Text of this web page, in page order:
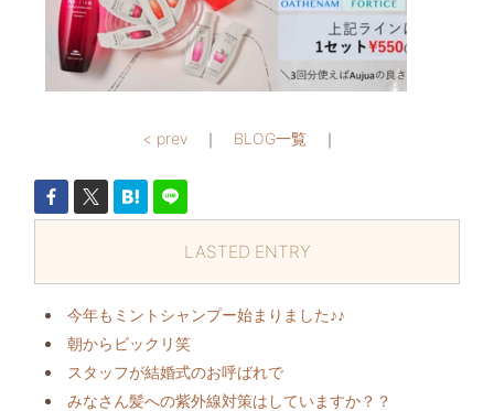
< prev｜ BLOG一覧｜
LASTED ENTRY
今年もミントシャンプー始まりました♪♪
朝からビックリ️笑
スタッフが結婚式のお呼ばれで
みなさん髪への紫外線対策はしていますか？？